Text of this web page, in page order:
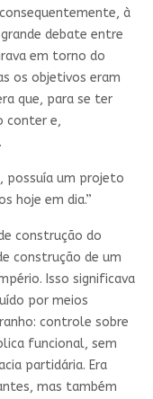
à
debate entre
em torno do
os objetivos eram
que, para se ter
conter e,
possuía um projeto
hoje em dia.”
construção do
construção de um
Isso significava
por meios
controle sobre
funcional, sem
partidária. Era
mas também